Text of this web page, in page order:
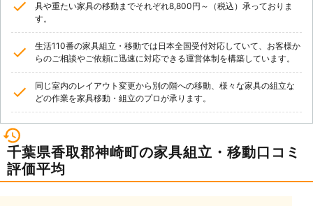
具や重たい家具の移動までそれぞれ8,800円～（税込）承っておりま
す。
生活110番の家具組立・移動では日本全国受付対応していて、お客様か
らのご相談やご依頼に迅速に対応できる運営体制を構築しています。
同じ室内のレイアウト変更から別の階への移動、様々な家具の組立な
どの作業を家具移動・組立のプロが承ります。
千葉県香取郡神崎町の家具組立・移動口コミ
評価平均